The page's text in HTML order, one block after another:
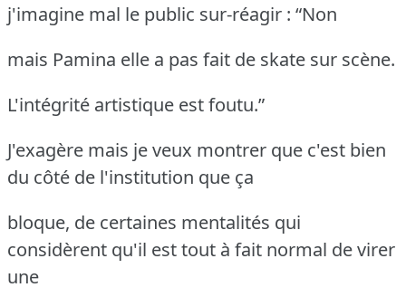
j'imagine mal le public sur-réagir : “Non
mais Pamina elle a pas fait de skate sur scène.
L'intégrité artistique est foutu.”
J'exagère mais je veux montrer que c'est bien
du côté de l'institution que ça
bloque, de certaines mentalités qui
considèrent qu'il est tout à fait normal de virer
une